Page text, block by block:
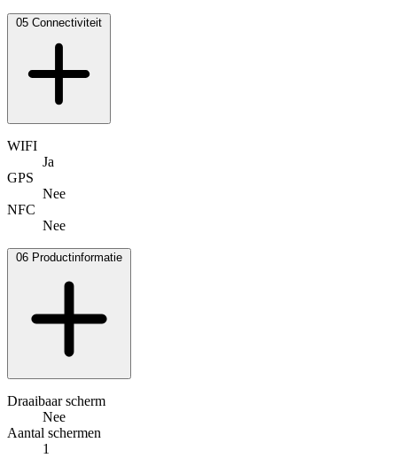
05 Connectiviteit
WIFI
Ja
GPS
Nee
NFC
Nee
06 Productinformatie
Draaibaar scherm
Nee
Aantal schermen
1